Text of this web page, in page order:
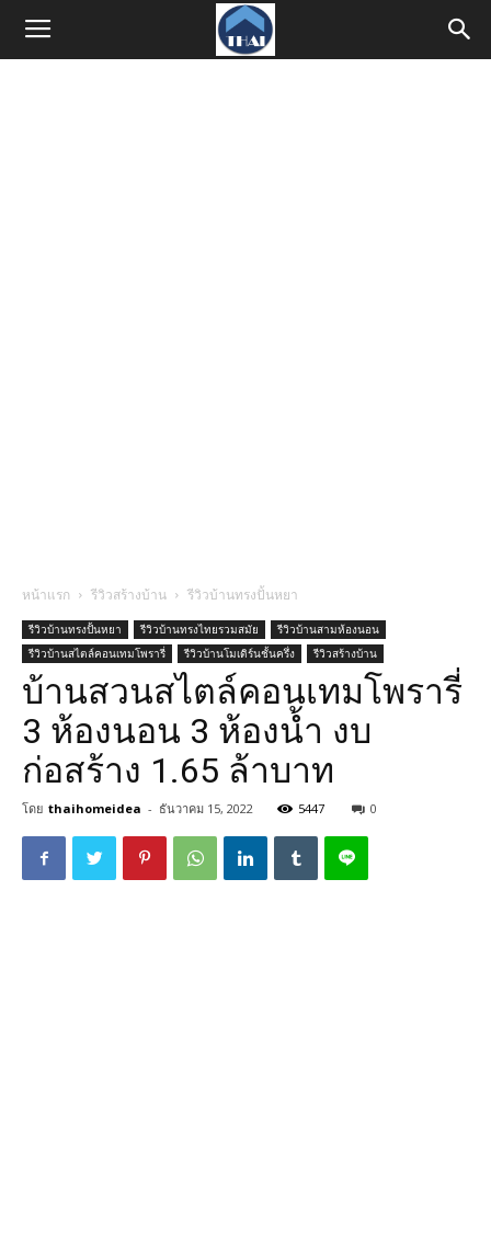
หน้าแรก รีวิวสร้างบ้าน รีวิวบ้านทรงปั้นหยา
รีวิวบ้านทรงปั้นหยา รีวิวบ้านทรงไทยรวมสมัย
รีวิวบ้านสามห้องนอน
รีวิวบ้านสไตล์คอนเทมโพรารี่
รีวิวบ้านโมเดิร์นชั้นครึ่ง รีวิวสร้างบ้าน
บ้านสวนสไตล์คอนเทมโพรารี่
3 ห้องนอน 3 ห้องน้ำ งบ
ก่อสร้าง 1.65 ล้าบาท
โดย thaihomeidea - ธันวาคม 15, 2022 5447 0